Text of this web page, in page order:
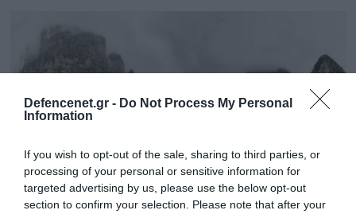
Defencenet.gr - Do Not Process My Personal
Information
If you wish to opt-out of the sale, sharing to third parties, or
processing of your personal or sensitive information for
targeted advertising by us, please use the below opt-out
section to confirm your selection. Please note that after your